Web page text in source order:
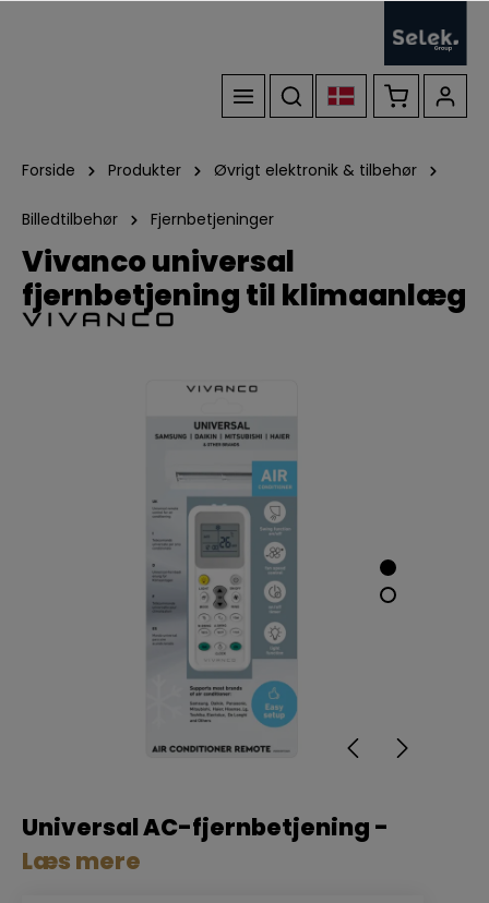
Forside Produkter Øvrigt elektronik & tilbehør
Billedtilbehør Fjernbetjeninger
Vivanco universal
fjernbetjening til klimaanlæg
Universal AC-fjernbetjening -
Læs mere